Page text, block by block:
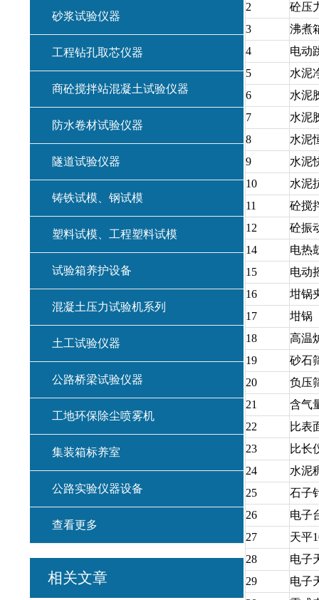
2
砼压
3
沸煮
4
电动
5
水泥
6
水泥
7
水泥
8
水泥
9
水泥
10
水泥
11
砼搅
12
砼振
14
电热
15
电动
16
坩锅
17
坩锅
18
高温
19
砂石
20
负压
21
含气
22
比表
23
比长
24
水泥
25
石子
26
电子
27
天平
28
电子
29
电子
砂浆试验仪器
工程钻孔取芯仪器
商砼搅拌站混凝土试验仪器
防水卷材试验仪器
隧道试验仪器
铸铁试模、钢试模
塑料试模、工程塑料试模
试验箱养护设备
混凝土压力试验机系列
土工试验仪器
公路桥梁试验仪器
工地环保除尘喷雾机
集装箱标养室
公路实验仪器设备
查看更多
相关文章